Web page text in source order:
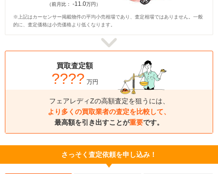
（前月比：-11.0万円）
※上記はカーセンサー掲載物件の平均小売相場であり、査定相場ではありません。一般
的に、査定価格は小売価格より低くなります。
買取査定額
???? 万円
フェアレディZの高額査定を狙うには、
より多くの買取業者の査定を比較して、
最高額を引き出すことが重要です。
さっそく査定依頼を申し込み！